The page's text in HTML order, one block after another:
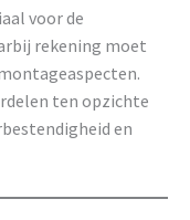
voor de
rekening moet
ten opzichte
en